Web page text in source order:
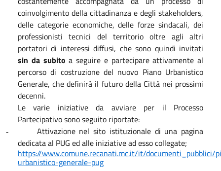
coinvolgimento della cittadinanza e degli stakeholders,
delle categorie economiche, delle forze sindacali, dei
professionisti tecnici del territorio oltre agli altri
portatori di interessi diffusi, che sono quindi invitati
sin da subito a seguire e partecipare attivamente al
percorso di costruzione del nuovo Piano Urbanistico
Generale, che definirà il futuro della Città nei prossimi
decenni.
Le varie iniziative da avviare per il Processo
Partecipativo sono seguito riportate:
-
Attivazione nel sito istituzionale di una pagina
dedicata al PUG ed alle iniziative ad esso collegate;
https://www.comune.recanati.mc.it/it/documenti_pubblici/
urbanistico-generale-pug